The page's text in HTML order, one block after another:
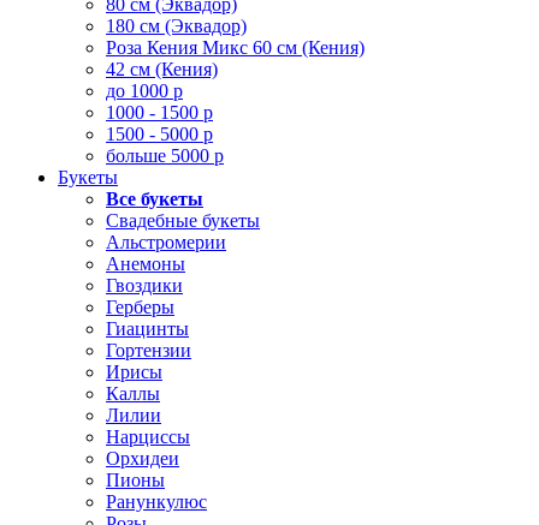
80 см (Эквадор)
180 см (Эквадор)
Роза Кения Микс 60 см (Кения)
42 см (Кения)
до 1000 р
1000 - 1500 р
1500 - 5000 р
больше 5000 р
Букеты
Все букеты
Свадебные букеты
Альстромерии
Анемоны
Гвоздики
Герберы
Гиацинты
Гортензии
Ирисы
Каллы
Лилии
Нарциссы
Орхидеи
Пионы
Ранункулюс